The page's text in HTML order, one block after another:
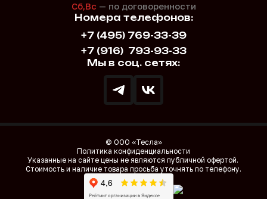
Номера телефонов:
+7 (495) 769-33-39
+7 (916) 793-93-33
Сб,Вс — по договоренности
Мы в соц. сетях:
© ООО «Тесла»
Политика конфиденциальности
Указанные на сайте цены не являются публичной офертой.
Стоимость и наличие товара просьба уточнять по телефону.